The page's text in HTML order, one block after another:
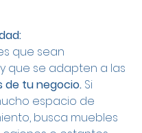
que sean
y que se adapten a las
de tu negocio. Si
espacio de
busca muebles